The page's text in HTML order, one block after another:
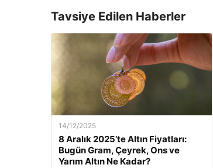
Tavsiye Edilen Haberler
14/12/2025
8 Aralık 2025’te Altın Fiyatları:
Bugün Gram, Çeyrek, Ons ve
Yarım Altın Ne Kadar?